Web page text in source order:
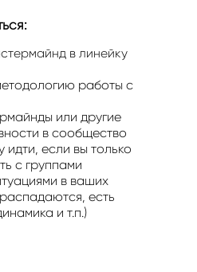
в линейку
работы с
или другие
в сообщество
идти, если вы только
с группами
в ваших
есть
и т.п.)